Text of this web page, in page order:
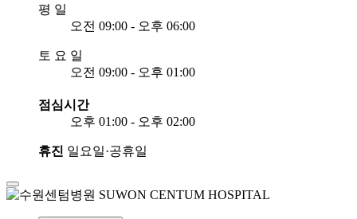
평 일
오전 09:00 - 오후 06:00
토 요 일
오전 09:00 - 오후 01:00
점심시간
오후 01:00 - 오후 02:00
휴진 일요일·공휴일